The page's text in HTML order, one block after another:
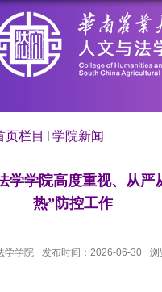
页栏目 学院新闻
学学院高度重视、从严
热”防控工作
学学院 发布时间：2026-06-30 浏